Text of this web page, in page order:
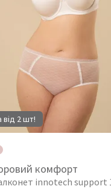
від 2 шт!
комфорт
innotech support